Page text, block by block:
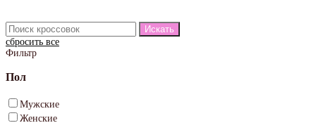
сбросить все
Фильтр
Пол
Мужские
Женские